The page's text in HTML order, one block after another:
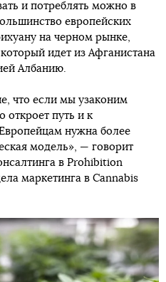
и потреблять можно в
европейских
на черном рынке,
идет из Афганистана
Албанию.
что если мы узаконим
откроет путь и к
нужна более
модель», — говорит
в Prohibition
маркетинга в Cannabis